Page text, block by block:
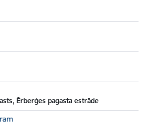
Ērberģes pagasta estrāde